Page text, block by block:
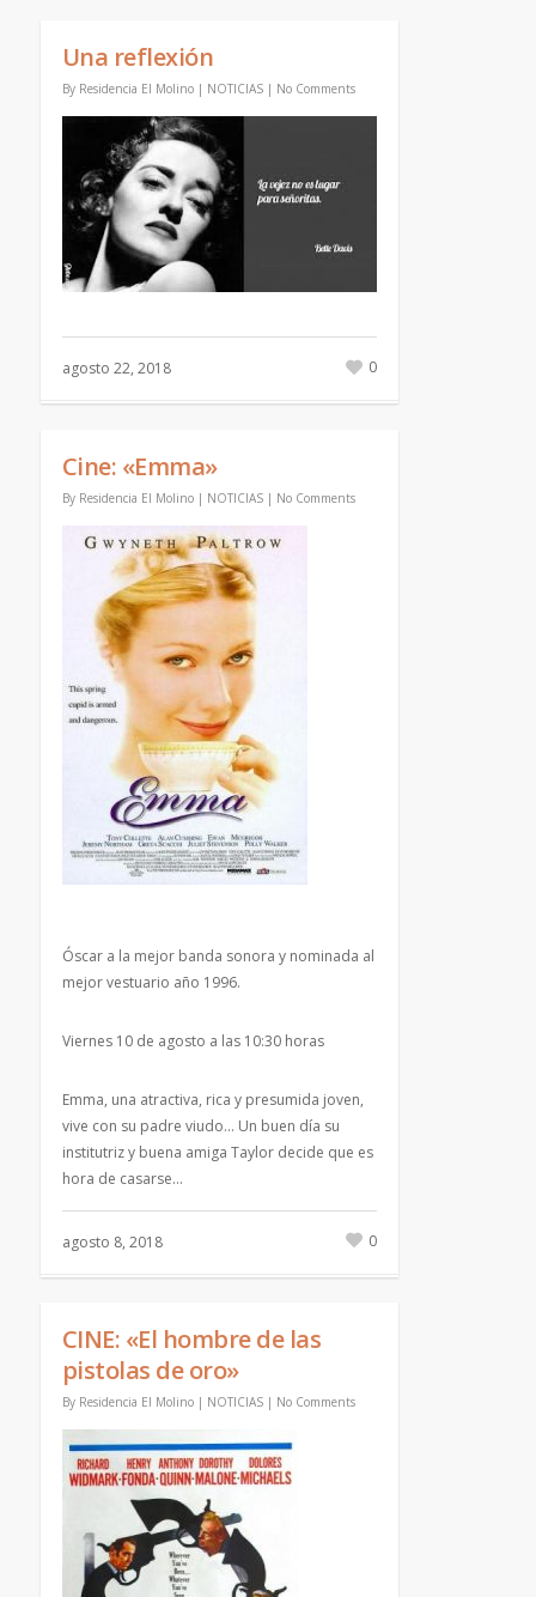
Una reflexión
By Residencia El Molino | NOTICIAS | No Comments
agosto 22, 2018 0
Cine: «Emma»
By Residencia El Molino | NOTICIAS | No Comments
Óscar a la mejor banda sonora y nominada al
mejor vestuario año 1996.
Viernes 10 de agosto a las 10:30 horas
Emma, una atractiva, rica y presumida joven,
vive con su padre viudo… Un buen día su
institutriz y buena amiga Taylor decide que es
hora de casarse…
agosto 8, 2018 0
CINE: «El hombre de las
pistolas de oro»
By Residencia El Molino | NOTICIAS | No Comments